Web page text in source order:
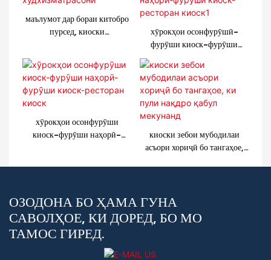
маълумот дар бораи китобро
пурсед, киоски
хӯрокҳои осонфурӯшӣ-
фурӯши киоск-фурӯши
ресторан киоск1
хӯрокҳои осонфурӯши
киоск-фурӯши наҳорӣ-
киоски зебои мубодилаи
асъори хориҷӣ бо тангаҳое,
ОЗОДОНА БО ҲАМА ГУНА
САВОЛҲОЕ, КИ ДОРЕД, БО МО
ТАМОС ГИРЕД.